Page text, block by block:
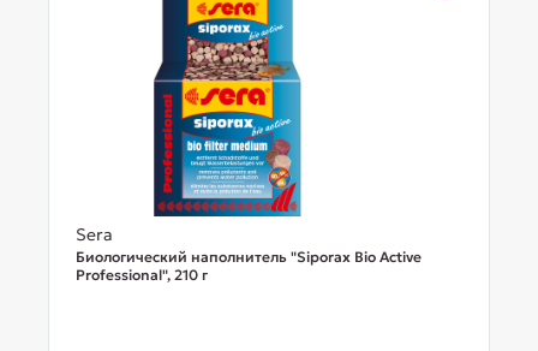
Sera
Биологический наполнитель "Siporax Bio Active
Professional", 210 г